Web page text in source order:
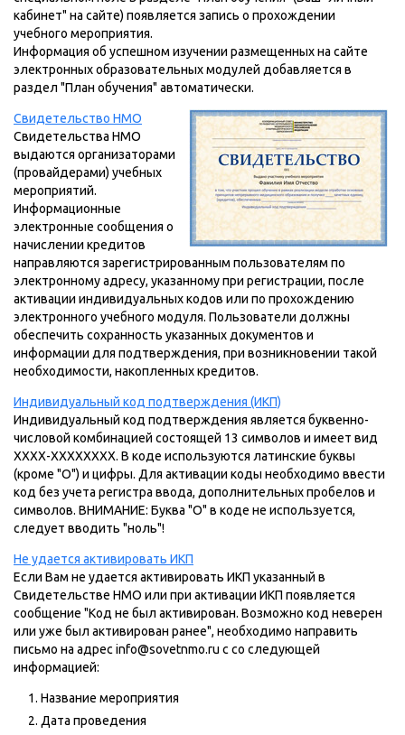
кабинет" на сайте) появляется запись о прохождении
учебного мероприятия.
Информация об успешном изучении размещенных на сайте
электронных образовательных модулей добавляется в
раздел "План обучения" автоматически.
Свидетельство НМО
Свидетельства НМО
выдаются организаторами
(провайдерами) учебных
мероприятий.
Информационные
электронные сообщения о
начислении кредитов
направляются зарегистрированным пользователям по
электронному адресу, указанному при регистрации, после
активации индивидуальных кодов или по прохождению
электронного учебного модуля. Пользователи должны
обеспечить сохранность указанных документов и
информации для подтверждения, при возникновении такой
необходимости, накопленных кредитов.
Индивидуальный код подтверждения (ИКП)
Индивидуальный код подтверждения является буквенно-
числовой комбинацией состоящей 13 символов и имеет вид
XXXX-XXXXXXXX. В коде используются латинские буквы
(кроме "О") и цифры. Для активации коды необходимо ввести
код без учета регистра ввода, дополнительных пробелов и
символов. ВНИМАНИЕ: Буква "О" в коде не используется,
следует вводить "ноль"!
Не удается активировать ИКП
Если Вам не удается активировать ИКП указанный в
Свидетельстве НМО или при активации ИКП появляется
сообщение "Код не был активирован. Возможно код неверен
или уже был активирован ранее", необходимо направить
письмо на адрес info@sovetnmo.ru с со следующей
информацией:
Название мероприятия
Дата проведения